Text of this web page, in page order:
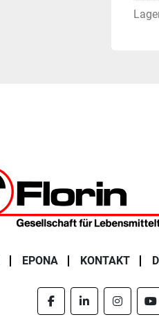
EPONA KONTAKT
facebooklinkedininstagram